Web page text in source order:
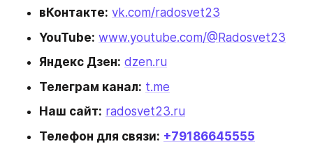
вКонтакте: vk.com/radosvet23
YouTube: www.youtube.com/@Radosvet23
Яндекс Дзен: dzen.ru
Телеграм канал: t.me
Наш сайт: radosvet23.ru
Телефон для связи: +79186645555